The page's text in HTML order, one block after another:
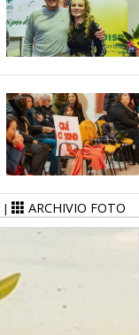
| ARCHIVIO FOTO